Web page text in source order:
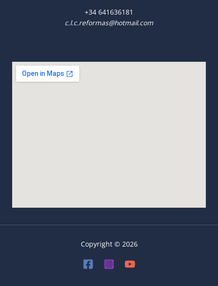
+34 641636181
c.l.c.reformas@hotmail.com
Copyright © 2026